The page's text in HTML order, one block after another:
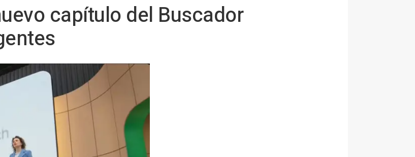
capítulo del Buscador